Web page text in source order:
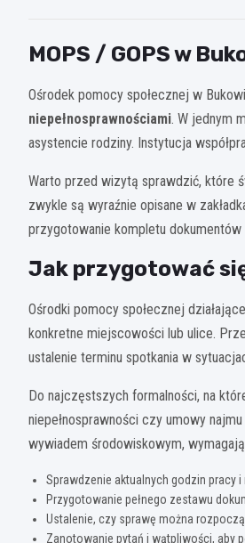
MOPS / GOPS w
Ośrodek pomocy społecznej w
niepełnosprawnościami. W jednym
asystencie rodziny. Instytucja
Warto przed wizytą sprawdzić, które
zwykle są wyraźnie opisane w
przygotowanie kompletu
Jak przygotować
Ośrodki pomocy społecznej
konkretne miejscowości lub ulice.
ustalenie terminu spotkania w
Do najczęstszych formalności, na
niepełnosprawności czy umowy
wywiadem środowiskowym,
Sprawdzenie aktualnych godzin pracy
Przygotowanie pełnego zestawu
Ustalenie, czy sprawę można
Zanotowanie pytań i wątpliwości, aby